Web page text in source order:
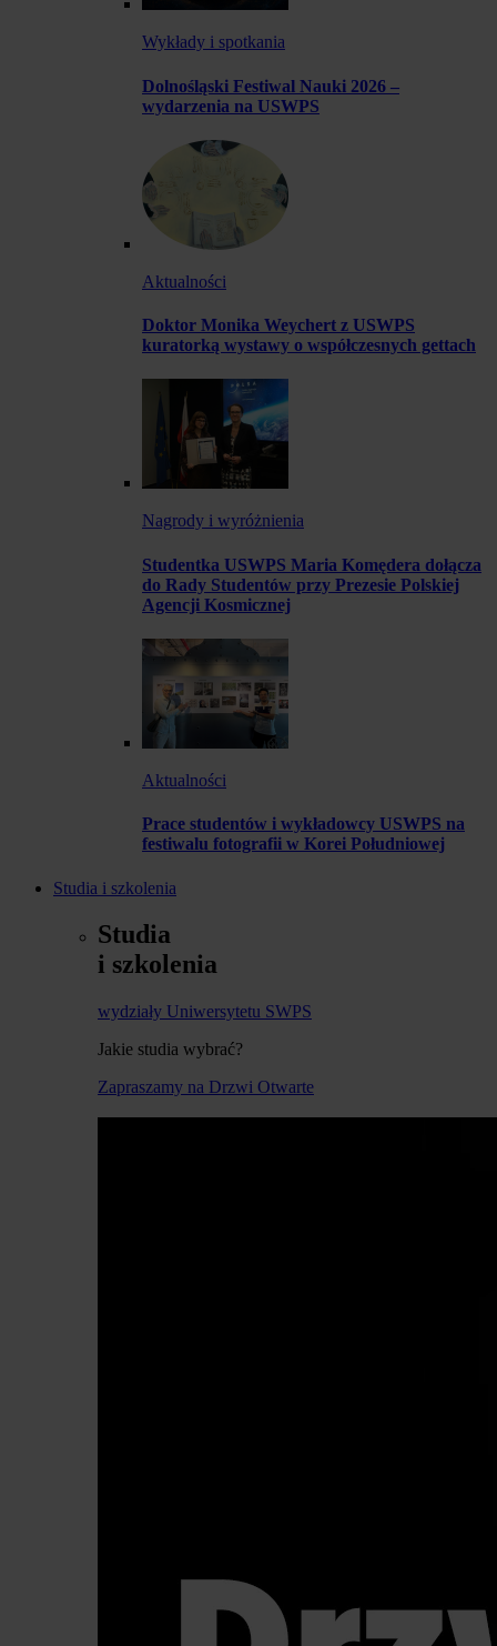
Wykłady i spotkania
Dolnośląski Festiwal Nauki 2026 –
wydarzenia na USWPS
Aktualności
Doktor Monika Weychert z USWPS
kuratorką wystawy o współczesnych gettach
Nagrody i wyróżnienia
Studentka USWPS Maria Komędera dołącza
do Rady Studentów przy Prezesie Polskiej
Agencji Kosmicznej
Aktualności
Prace studentów i wykładowcy USWPS na
festiwalu fotografii w Korei Południowej
Studia i szkolenia
Studia
i szkolenia
wydziały Uniwersytetu SWPS
Jakie studia wybrać?
Zapraszamy na Drzwi Otwarte